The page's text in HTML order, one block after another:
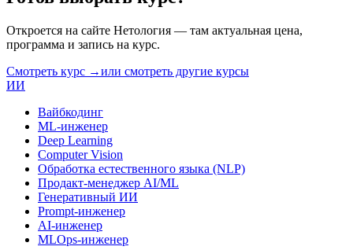
Откроется на сайте Нетология — там актуальная цена,
программа и запись на курс.
Смотреть курс →или смотреть другие курсы
ИИ
Вайбкодинг
ML-инженер
Deep Learning
Computer Vision
Обработка естественного языка (NLP)
Продакт-менеджер AI/ML
Генеративный ИИ
Prompt-инженер
AI-инженер
MLOps-инженер